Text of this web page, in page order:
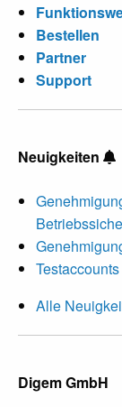
Bestellen
Partner
Support
Neuigkeiten
Alle
Digem GmbH